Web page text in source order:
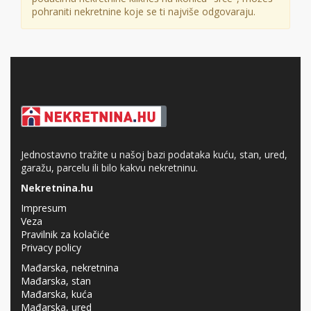
pohraniti nekretnine koje se ti najviše odgovaraju.
Jednostavno tražite u našoj bazi podataka kuću, stan, ured,
garažu, parcelu ili bilo kakvu nekretninu.
Nekretnina.hu
Impresum
Veza
Pravilnik za kolačiće
Privacy policy
Mađarska, nekretnina
Mađarska, stan
Mađarska, kuća
Mađarska, ured